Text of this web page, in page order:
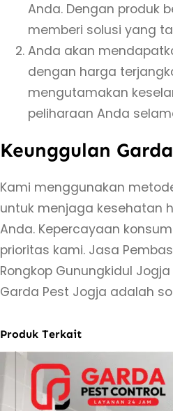
k
p
G
u
n
u
n
k
Anda. Dengan produk
memberi solusi yang
Anda akan
dengan harga
mengutamakan
peliharaan Anda
Keunggulan
Kami menggunakan
untuk menjaga kesehatan
Anda. Kepercayaan
prioritas kami. Jasa
Rongkop Gunungkidul
Garda Pest Jogja adalah
Produk Terkait